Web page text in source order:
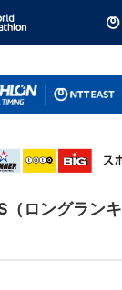
（ロングラン